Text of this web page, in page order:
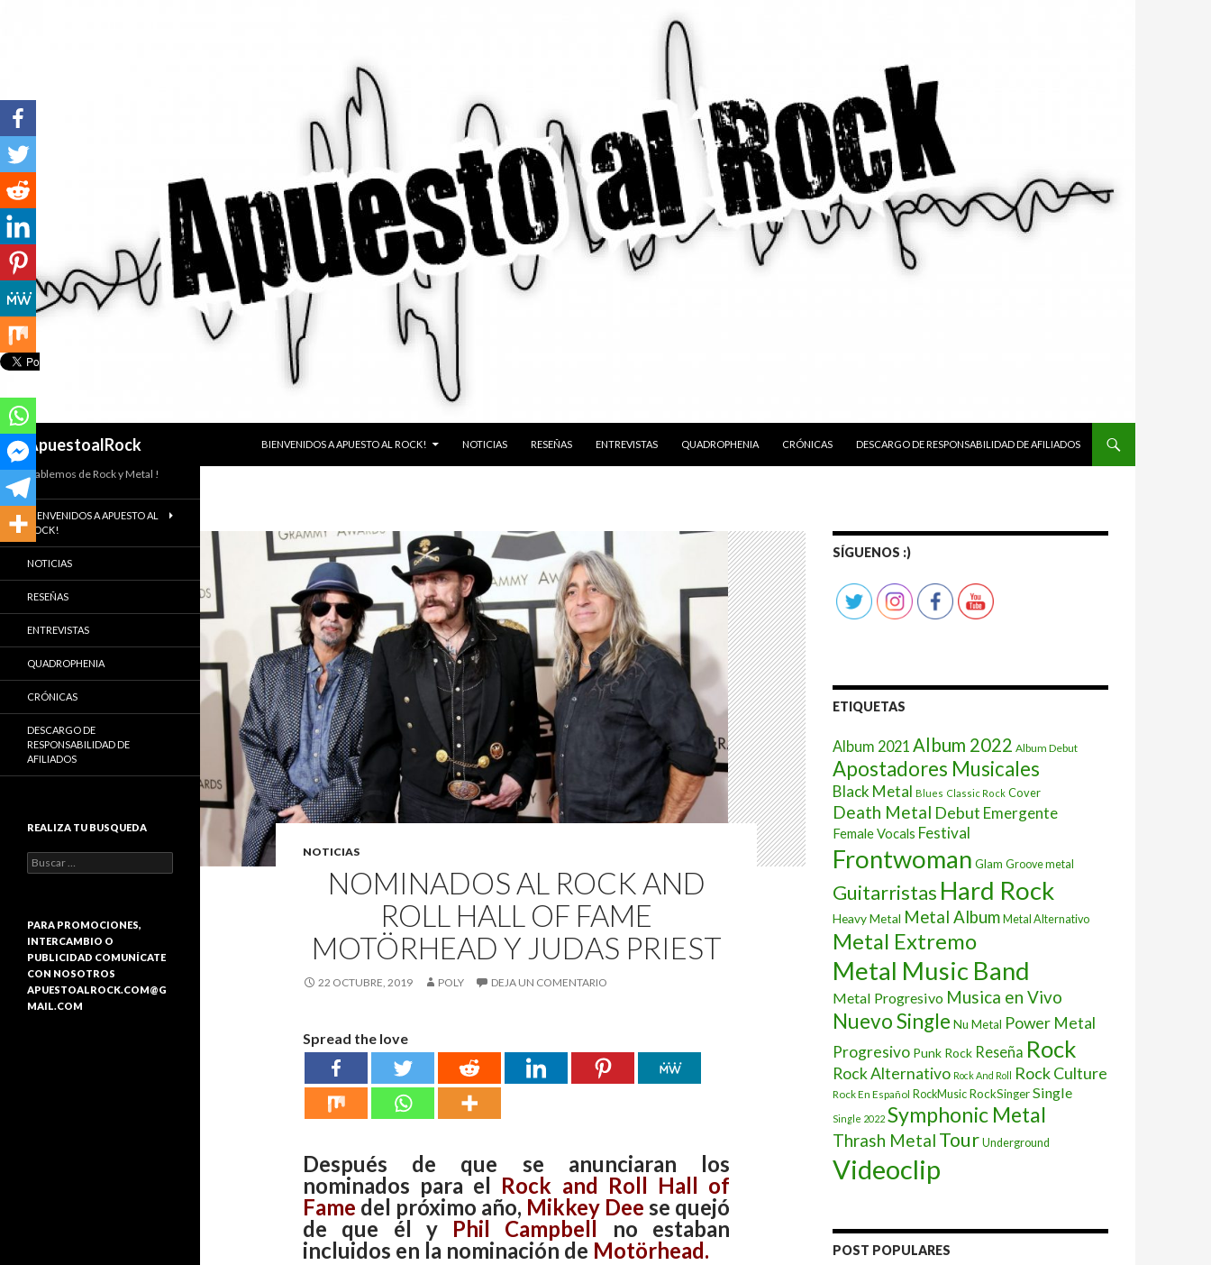
ApuestoalRock
Buscar
BIENVENIDOS A APUESTO AL ROCK!
NOTICIAS RESEÑAS ENTREVISTAS QUADROPHENIA CRÓNICAS DESCARGO DE RESPONSABILIDAD DE AFILIADOS
NOTICIAS
NOMINADOS AL ROCK AND
ROLL HALL OF FAME
MOTÖRHEAD Y JUDAS PRIEST
22 OCTUBRE, 2019 POLY DEJA UN COMENTARIO
Spread the love
Después de que se anunciaran los
nominados para el Rock and Roll Hall of
Fame del próximo año, Mikkey Dee se quejó
de que él y Phil Campbell no estaban
incluidos en la nominación de Motörhead.
SÍGUENOS :)
ETIQUETAS
Album 2021 Album 2022 Album Debut
Apostadores Musicales
Black Metal Blues Classic Rock Cover
Death Metal Debut Emergente
Female Vocals Festival
Frontwoman Glam Groove metal
Guitarristas Hard Rock
Heavy Metal Metal Album Metal Alternativo
Metal Extremo
Metal Music Band
Metal Progresivo Musica en Vivo
Nuevo Single Nu Metal Power Metal
Progresivo Punk Rock Reseña Rock
Rock Alternativo Rock And Roll Rock Culture
Rock En Español RockMusic RockSingerSingle
Single 2022 Symphonic Metal
Thrash Metal Tour Underground
Videoclip
POST POPULARES
Hablemos de Rock y Metal !
BIENVENIDOS A APUESTO AL
ROCK!
NOTICIAS
RESEÑAS
ENTREVISTAS
QUADROPHENIA
CRÓNICAS
DESCARGO DE
RESPONSABILIDAD DE
AFILIADOS
REALIZA TU BUSQUEDA
B
u
a
r
:
PARA PROMOCIONES,
INTERCAMBIO O
PUBLICIDAD COMUNÍCATE
CON NOSOTROS
APUESTOALROCK.COM@G
MAIL.COM